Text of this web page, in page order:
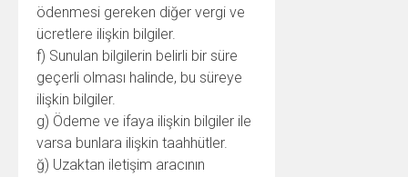
ödenmesi gereken diğer vergi ve
ücretlere ilişkin bilgiler.
f) Sunulan bilgilerin belirli bir süre
geçerli olması halinde, bu süreye
ilişkin bilgiler.
g) Ödeme ve ifaya ilişkin bilgiler ile
varsa bunlara ilişkin taahhütler.
ğ) Uzaktan iletişim aracının